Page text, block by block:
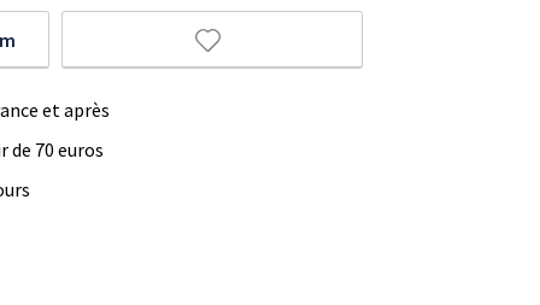
et après
70 euros